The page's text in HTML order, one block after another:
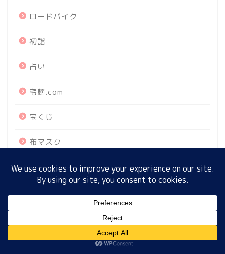
ロードバイク
初詣
占い
宅麺.com
宝くじ
布マスク
所さんお届けモノです
新幹線 プロフィール サイトマップ